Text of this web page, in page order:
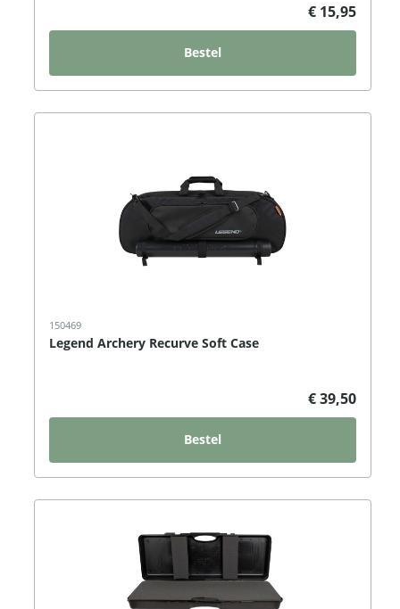
€ 15,95
Bestel
150469
Legend Archery Recurve Soft Case
€ 39,50
Bestel